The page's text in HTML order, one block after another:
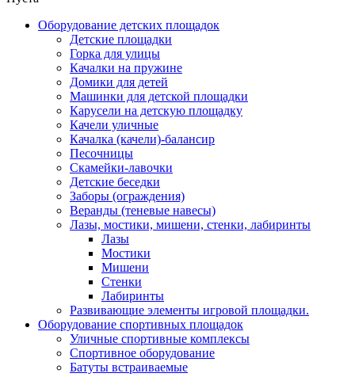
Оборудование детских площадок
Детские площадки
Горка для улицы
Качалки на пружине
Домики для детей
Машинки для детской площадки
Карусели на детскую площадку
Качели уличные
Качалка (качели)-балансир
Песочницы
Скамейки-лавочки
Детские беседки
Заборы (ограждения)
Веранды (теневые навесы)
Лазы, мостики, мишени, стенки, лабиринты
Лазы
Мостики
Мишени
Стенки
Лабиринты
Развивающие элементы игровой площадки.
Оборудование спортивных площадок
Уличные спортивные комплексы
Спортивное оборудование
Батуты встраиваемые